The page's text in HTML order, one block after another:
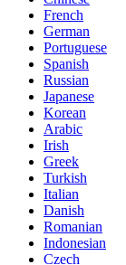
French
German
Portuguese
Spanish
Russian
Japanese
Korean
Arabic
Irish
Greek
Turkish
Italian
Danish
Romanian
Indonesian
Czech